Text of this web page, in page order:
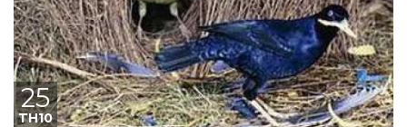
25
TH10